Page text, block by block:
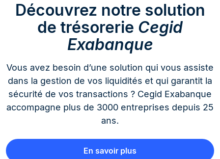
Découvrez notre solution
de trésorerie Cegid
Exabanque
Vous avez besoin d’une solution qui vous assiste
dans la gestion de vos liquidités et qui garantit la
sécurité de vos transactions ? Cegid Exabanque
accompagne plus de 3000 entreprises depuis 25
ans.
En savoir plus